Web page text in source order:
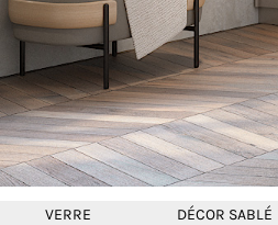
VERRE DÉCOR SABLÉ